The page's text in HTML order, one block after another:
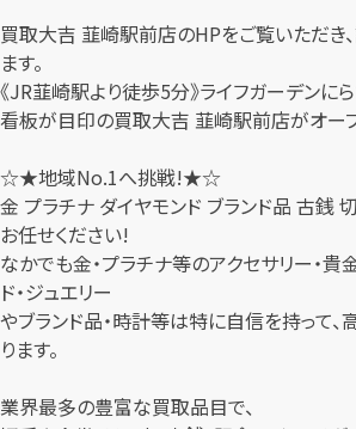
買取大吉 韮崎駅前店のHPをご覧いただき
ます。
《JR韮崎駅より徒歩5分》ライフガーデンに
看板が目印の買取大吉 韮崎駅前店がオー
☆★地域No.1へ挑戦!★☆
金 プラチナ ダイヤモンド ブランド品 古銭
お任せください!
なかでも金・プラチナ等のアクセサリー・貴
ド・ジュエリー
やブランド品・時計等は特に自信を持って
ります。
業界最多の豊富な買取品目で、